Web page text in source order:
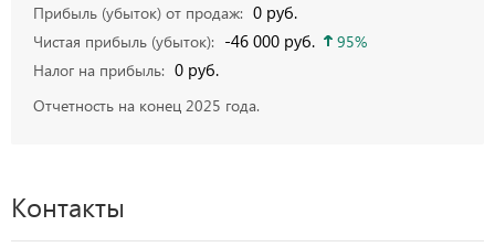
Прибыль (убыток) от продаж: 0 руб.
Чистая прибыль (убыток): -46 000 руб.
95%
Налог на прибыль: 0 руб.
Отчетность на конец 2025 года.
Контакты